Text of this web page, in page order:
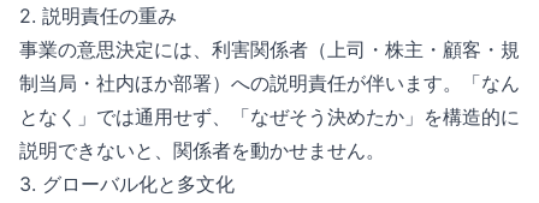
2. 説明責任の重み
事業の意思決定には、利害関係者（上司・株主・顧客・規
制当局・社内ほか部署）への説明責任が伴います。「なん
となく」では通用せず、「なぜそう決めたか」を構造的に
説明できないと、関係者を動かせません。
3. グローバル化と多文化